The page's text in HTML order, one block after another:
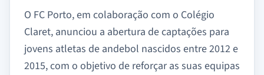
O FC Porto, em colaboração com o Colégio
Claret, anunciou a abertura de captações para
jovens atletas de andebol nascidos entre 2012 e
2015, com o objetivo de reforçar as suas equipas